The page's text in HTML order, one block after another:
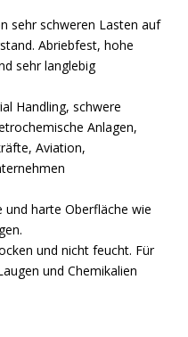
sehr schweren Lasten auf
Abriebfest, hohe
sehr langlebig
Handling, schwere
Anlagen,
Aviation,
und harte Oberfläche wie
und nicht feucht. Für
und Chemikalien